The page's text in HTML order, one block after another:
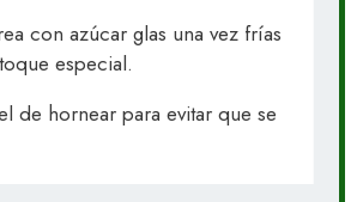
con azúcar glas una vez frías
especial.
de hornear para evitar que se